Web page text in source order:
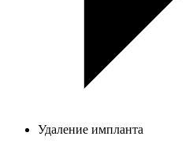
Удаление импланта